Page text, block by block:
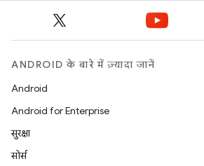
ANDROID के बारे में ज़्यादा जानें
Android
Android for Enterprise
सुरक्षा
सोर्स